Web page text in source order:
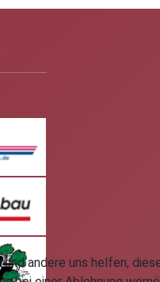
andere uns helfen,